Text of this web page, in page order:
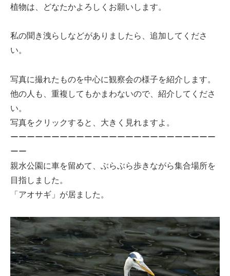
植物は、どなたかよろしくお願いします。
私の聞き洩らしなどがありましたら、追加してくださ
い。
写真に撮れたものを中心に観察会の様子を紹介します。
他の人も、重複してもかまわないので、紹介してくださ
い。
写真をクリックすると、大きく見れますよ。
ーーーーーーーーーーーーーーーーーーーーーーーーー
ーー
親水公園に車を留めて、ぶらぶら歩きながら集合場所を
目指しました。
「アオサギ」が居ました。